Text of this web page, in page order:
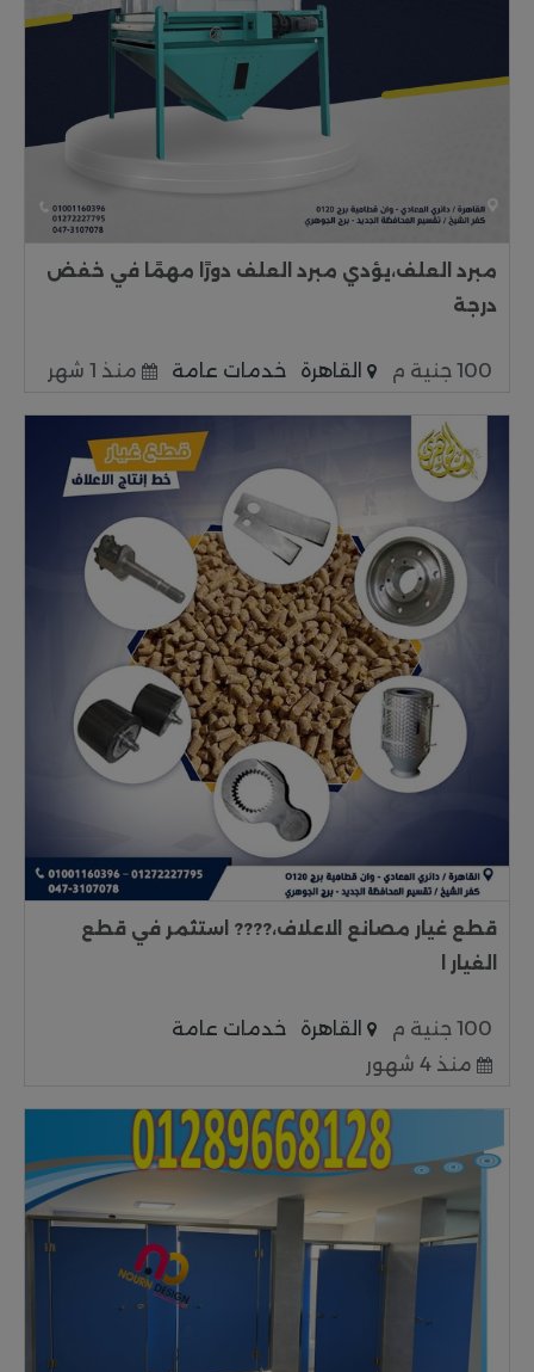
مبرد العلف،يؤدي مبرد العلف دورًا مهمًا في خفض
درجة
100 جنية م القاهرة خدمات عامة منذ 1 شهر
قطع غيار مصانع الاعلاف،???? استثمر في قطع
الغيار ا
100 جنية م القاهرة
خدمات عامة
منذ 4 شهور